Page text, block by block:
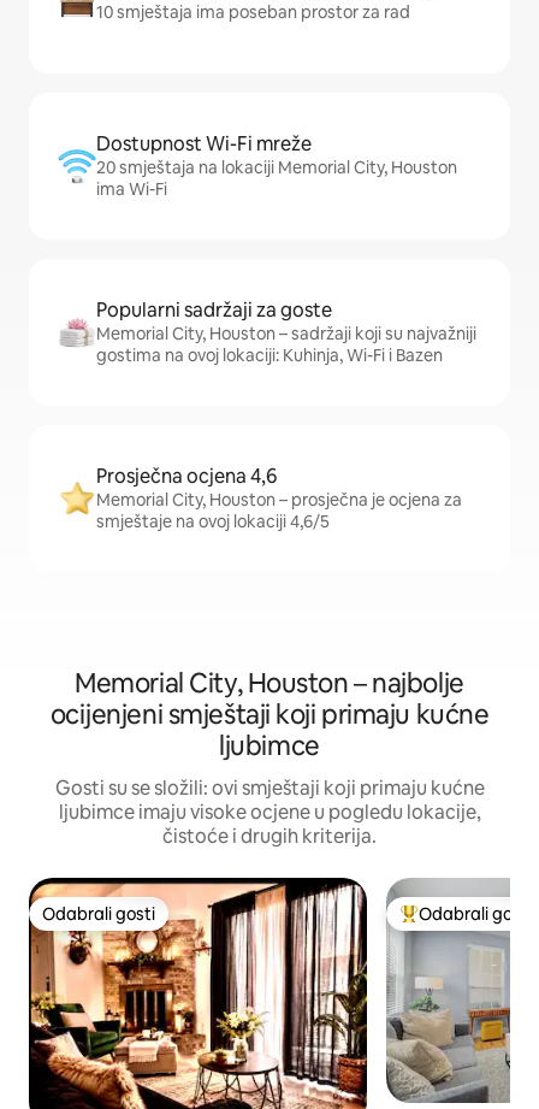
10 smještaja ima poseban prostor za rad
Dostupnost Wi-Fi mreže
20 smještaja na lokaciji Memorial City, Houston
ima Wi-Fi
Popularni sadržaji za goste
Memorial City, Houston – sadržaji koji su najvažniji
gostima na ovoj lokaciji: Kuhinja, Wi-Fi i Bazen
Prosječna ocjena 4,6
Memorial City, Houston – prosječna je ocjena za
smještaje na ovoj lokaciji 4,6/5
Memorial City, Houston – najbolje
ocijenjeni smještaji koji primaju kućne
ljubimce
Gosti su se složili: ovi smještaji koji primaju kućne
ljubimce imaju visoke ocjene u pogledu lokacije,
čistoće i drugih kriterija.
Odabrali gosti
Odabrali gosti Među najviše
Odabrali gosti